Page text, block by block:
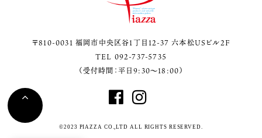
〒810-0031 福岡市中央区谷1丁目12-37 六本松USビル2F
TEL 092-737-5735
（受付時間：平日9:30～18:00）
©2023 PIAZZA CO.,LTD ALL RIGHTS RESERVED.